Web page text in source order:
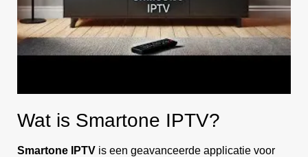
Wat is Smartone IPTV?
Smartone IPTV is een geavanceerde applicatie voor